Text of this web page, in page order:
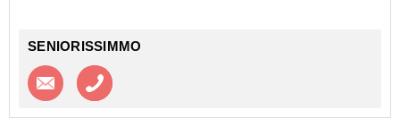
SENIORISSIMMO
Contacter l'agence